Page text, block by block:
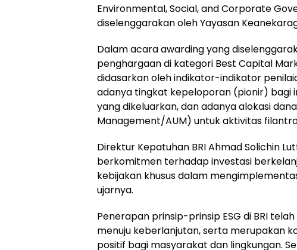
Environmental, Social, and Corporate
diselenggarakan oleh Yayasan
Dalam acara awarding yang
penghargaan di kategori Best Capital
didasarkan oleh indikator-indikator
adanya tingkat kepeloporan (pionir) bagi
yang dikeluarkan, dan adanya alokasi
Management/AUM) untuk aktivitas
Direktur Kepatuhan BRI Ahmad Solichin
berkomitmen terhadap investasi
kebijakan khusus dalam
ujarnya.
Penerapan prinsip-prinsip ESG di BRI
menuju keberlanjutan, serta merupakan
positif bagi masyarakat dan lingkungan.